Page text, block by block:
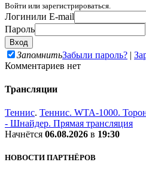
Войти или зарегистрироваться.
Логинили E-mail
Пароль
ЗапомнитьЗабыли пароль? |
Комментариев нет
Трансляции
Теннис. Теннис. WTA-1000.
- Шнайдер. Прямая трансляция
Начнётся 06.08.2026 в 19:30
НОВОСТИ ПАРТНЁРОВ